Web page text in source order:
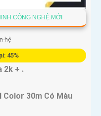
CÔNG NGHỆ MỚI
hệ
45%
2k + .
Color 30m Có Màu